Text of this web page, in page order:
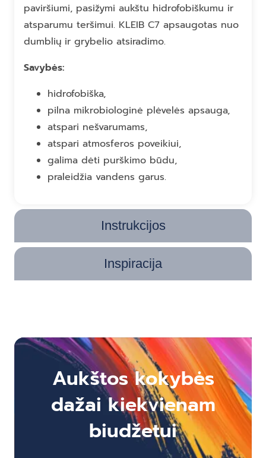
Instrukcijos
Inspiracija
paviršiumi, pasižymi aukštu hidrofobiškumu ir
atsparumu teršimui. KLEIB C7 apsaugotas nuo
dumblių ir grybelio atsiradimo.
Savybės:
hidrofobiška,
pilna mikrobiologinė plėvelės apsauga,
atspari nešvarumams,
atspari atmosferos poveikiui,
galima dėti purškimo būdu,
praleidžia vandens garus.
Aukštos kokybės
dažai kiekvienam
biudžetui